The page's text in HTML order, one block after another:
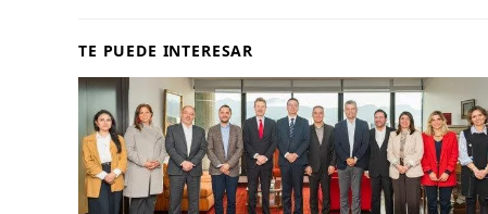
TE PUEDE INTERESAR